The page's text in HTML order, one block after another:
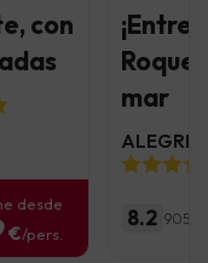
con
desde
€/pers.
¡Entre
mar
8.2 9055